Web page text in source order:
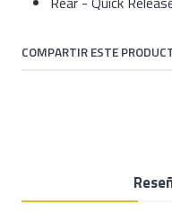
COMPARTIR ESTE